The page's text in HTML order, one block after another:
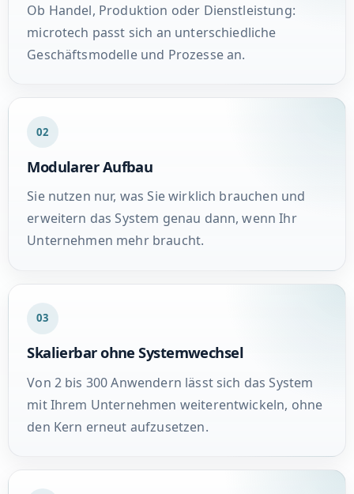
Ob Handel, Produktion oder Dienstleistung:
microtech passt sich an unterschiedliche
Geschäftsmodelle und Prozesse an.
02
Modularer Aufbau
Sie nutzen nur, was Sie wirklich brauchen und
erweitern das System genau dann, wenn Ihr
Unternehmen mehr braucht.
03
Skalierbar ohne Systemwechsel
Von 2 bis 300 Anwendern lässt sich das System
mit Ihrem Unternehmen weiterentwickeln, ohne
den Kern erneut aufzusetzen.